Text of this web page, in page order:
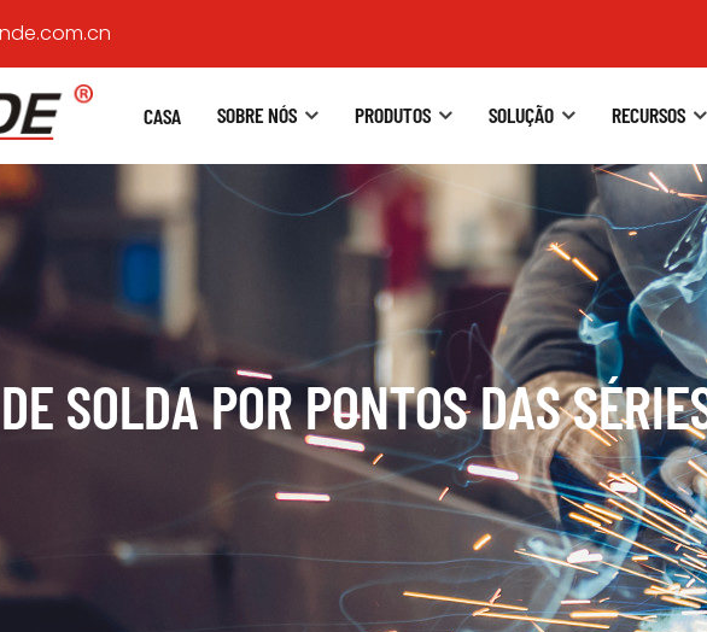
CASA SOBRE NÓS PRODUTOS SOLUÇÃO RECURSOS
SOLDA POR PONTOS DAS